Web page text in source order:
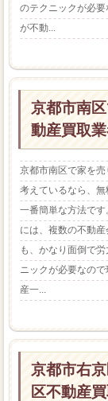
のテクニックが必
が不動...
京都市南
動産買取
京都市南区で家を
考えているなら、
一番簡単な方法で
には、複数の不動
も、かなり面倒で
ニックが必要なの
産一...
京都市右
区不動産